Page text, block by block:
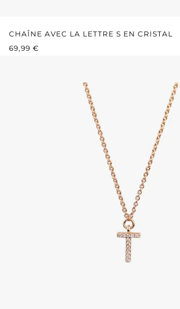
CHAÎNE AVEC LA LETTRE S EN CRISTAL
PRIX RÉGULIER :
69,99 €